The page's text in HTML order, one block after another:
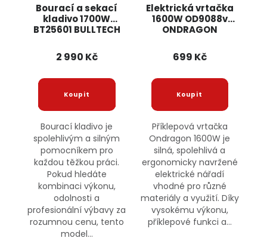
Bourací a sekací
kladivo 1700W
BT25601 BULLTECH
2 990 Kč
Bourací kladivo je
spolehlivým a silným
pomocníkem pro
každou těžkou práci.
Pokud hledáte
kombinaci výkonu,
odolnosti a
profesionální výbavy za
rozumnou cenu, tento
model...
Elektrická vrtačka
1600W OD9088v
ONDRAGON
699 Kč
Příklepová vrtačka
Ondragon 1600W je
silná, spolehlivá a
ergonomicky navržené
elektrické nářadí
vhodné pro různé
materiály a využití. Díky
vysokému výkonu,
příklepové funkci a...